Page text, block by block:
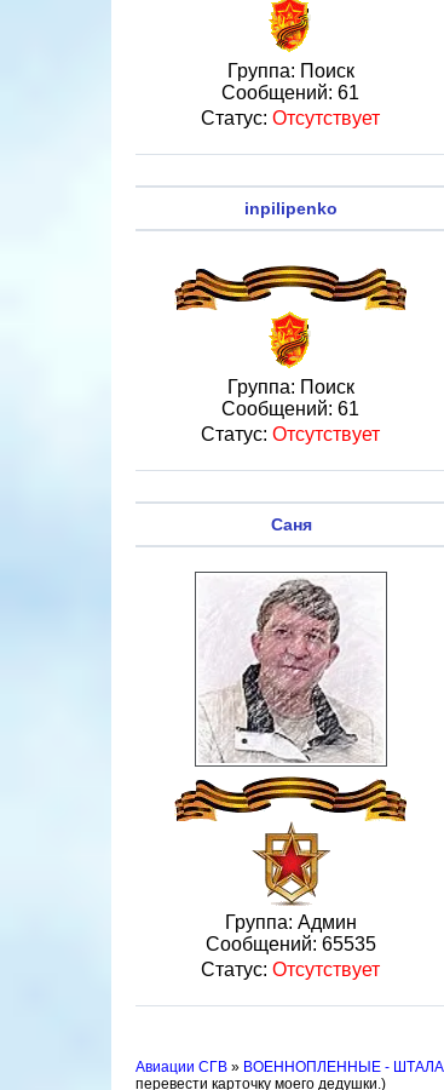
Группа: Поиск
Сообщений: 61
Статус: Отсутствует
inpilipenko
Группа: Поиск
Сообщений: 61
Статус: Отсутствует
Саня
Группа: Админ
Сообщений: 65535
Статус: Отсутствует
Авиации СГВ » ВОЕННОПЛЕННЫЕ -
перевести карточку моего дедушки.)